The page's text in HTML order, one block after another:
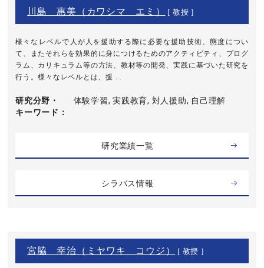
川島 惠美（カワシマ エミ） [ 教授 ]
様々なレベルで人が人を援助する際に必要な援助技術、態度につい
て、またそれらを効果的に身につけるためのアクティビティ、プログ
ラム、カリキュラム等の方法、教材等の開発、実践に基づいた研究を
行う。様々なレベルとは、援 ...
研究分野・
キーワード
体験学習, 実践教育, 対人援助, 自己理解
研究業績一覧
シラバス情報
宮脇 幸治（ミヤワキ コウジ） [ 教授 ]